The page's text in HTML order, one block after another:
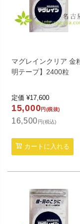
マグレインクリア 金
明テープ】2400粒
定価 ¥17,600
15,000円(税抜)
16,500 円(税込)
カートに入れる